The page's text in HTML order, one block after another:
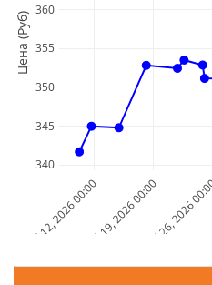
Jul 12, 2026 00:00Jul 19, 2026 00:00Jul 26, 2026
340
345
350
355
360
Дата и
Цена (Руб)